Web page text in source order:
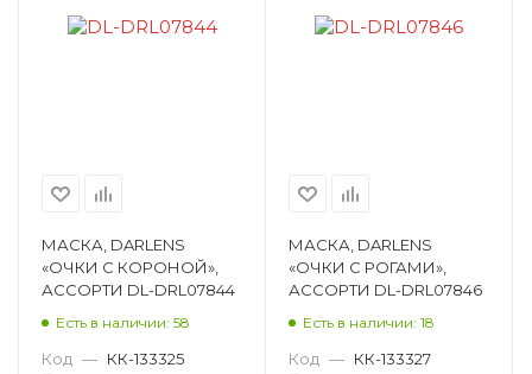
МАСКА, DARLENS
«ОЧКИ С КОРОНОЙ»,
АССОРТИ DL-DRL07844
Есть в наличии: 58
Код — КК-133325
МАСКА, DARLENS
«ОЧКИ С РОГАМИ»,
АССОРТИ DL-DRL07846
Есть в наличии: 18
Код — КК-133327